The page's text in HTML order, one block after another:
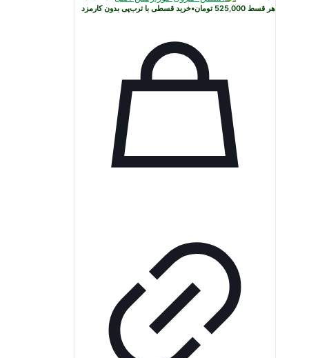
هر قسط525,000 تومان•خرید قسطی با ترب‌پی بدون کارمزد